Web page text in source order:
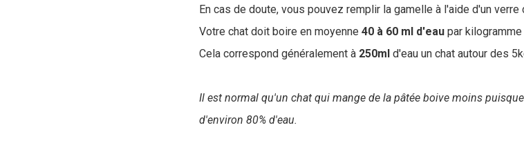
En cas de doute, vous pouvez remplir la gamelle à l'aide d'un
Votre chat doit boire en moyenne 40 à 60 ml d'eau par kilogramme
Cela correspond généralement à 250ml d'eau un chat autour des
Il est normal qu'un chat qui mange de la pâtée boive moins
d'environ 80% d'eau.